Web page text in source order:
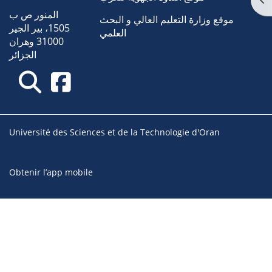
المنور ص ب
1505، بير الجير
31000 وهران
الجزائر
موقع وزارة التعليم العالي و البحث
العلمي
Université des Sciences et de la Technologie d'Oran
Obtenir l’app mobile